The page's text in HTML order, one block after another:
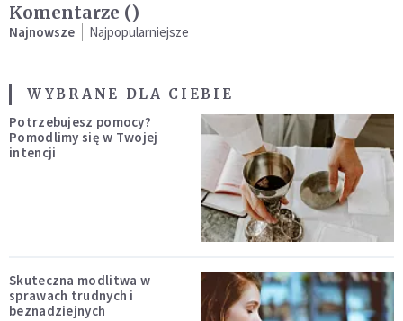
Komentarze ()
Najnowsze Najpopularniejsze
WYBRANE DLA CIEBIE
Potrzebujesz pomocy?
Pomodlimy się w Twojej
intencji
Skuteczna modlitwa w
sprawach trudnych i
beznadziejnych